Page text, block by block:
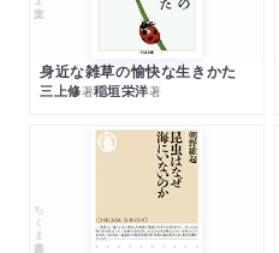
身近な雑草の愉快な生きかた
三上修著稲垣栄洋著
ちくま新書